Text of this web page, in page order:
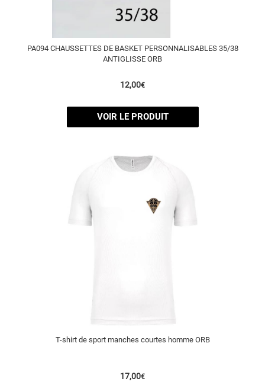
PA094 CHAUSSETTES DE BASKET PERSONNALISABLES 35/38
ANTIGLISSE ORB
12,00€
VOIR LE PRODUIT
T-shirt de sport manches courtes homme ORB
17,00€